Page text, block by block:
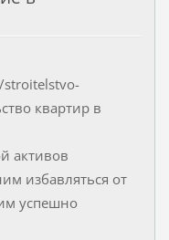
квартир в
активов
избавляться от
успешно